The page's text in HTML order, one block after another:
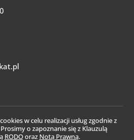
w celu realizacji usług zgodnie z
Prosimy o zapoznanie się z Klauzulą
RODOoraz Notą Prawną.